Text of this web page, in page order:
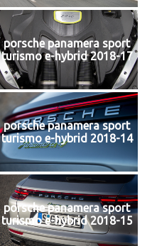
porsche panamera sport
turismo e-hybrid 2018-17
porsche panamera sport
turismo e-hybrid 2018-14
porsche panamera sport
turismo e-hybrid 2018-15